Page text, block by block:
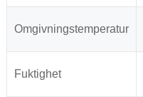
Omgivningstemperatur
Fuktighet